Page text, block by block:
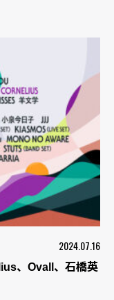
2024.07.16
、Ovall、石橋英